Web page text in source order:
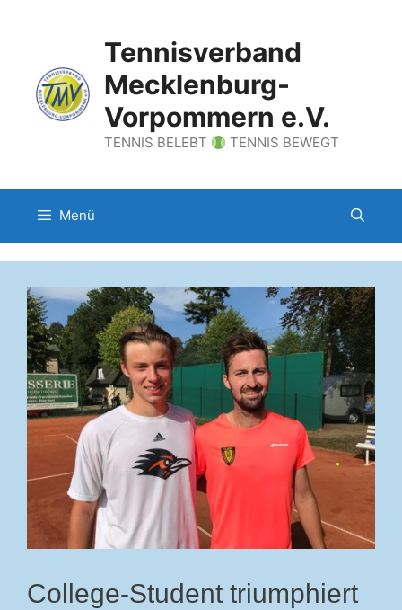
Tennisverband
Mecklenburg-
Vorpommern e.V.
TENNIS BELEBT TENNIS BEWEGT
Menü
College-Student triumphiert